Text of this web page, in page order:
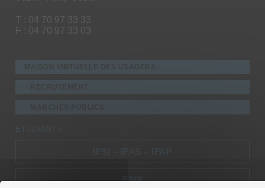
T : 04 70 97 33 33
F : 04 70 97 33 03
IFMK